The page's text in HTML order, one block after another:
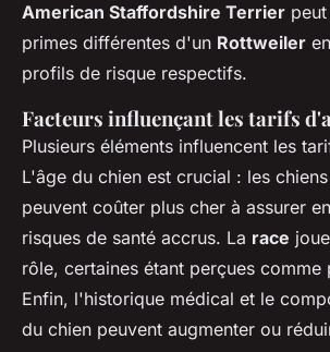
American Staffordshire Terrier
primes différentes d'un Rottweiler
profils de risque respectifs.
Facteurs influençant les tarifs
Plusieurs éléments influencent les
L'âge du chien est crucial : les
peuvent coûter plus cher à assurer
risques de santé accrus. La race
rôle, certaines étant perçues comme
Enfin, l'historique médical et le
du chien peuvent augmenter ou